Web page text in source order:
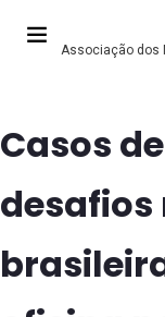
Associação dos
Casos
desafios